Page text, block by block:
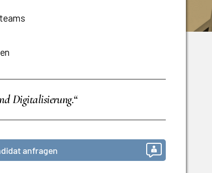
Digitalisierung.“
anfragen